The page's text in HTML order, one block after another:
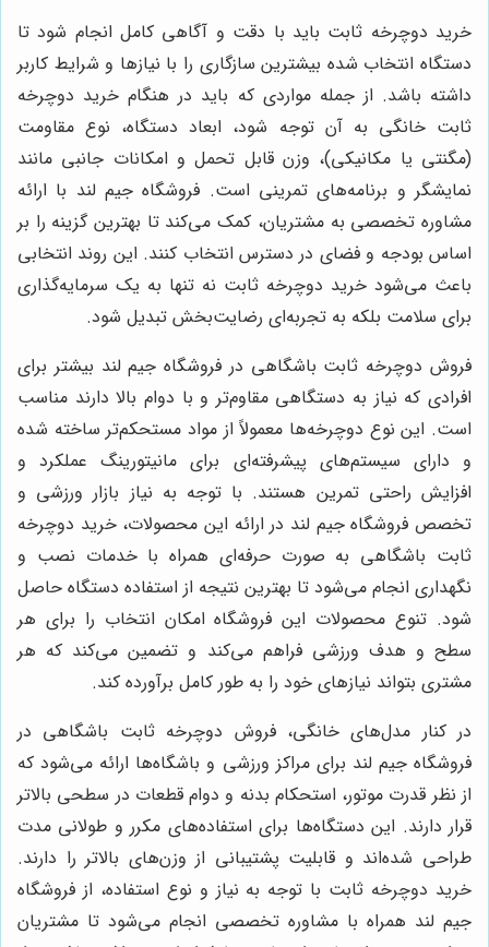
خرید دوچرخه ثابت باید با دقت و آگاهی کامل انجام شود تا
دستگاه انتخاب شده بیشترین سازگاری را با نیازها و شرایط کاربر
داشته باشد. از جمله مواردی که باید در هنگام خرید دوچرخه
ثابت خانگی به آن توجه شود، ابعاد دستگاه، نوع مقاومت
(مگنتی یا مکانیکی)، وزن قابل تحمل و امکانات جانبی مانند
نمایشگر و برنامه‌های تمرینی است. فروشگاه جیم لند با ارائه
مشاوره تخصصی به مشتریان، کمک می‌کند تا بهترین گزینه را بر
اساس بودجه و فضای در دسترس انتخاب کنند. این روند انتخابی
باعث می‌شود خرید دوچرخه ثابت نه تنها به یک سرمایه‌گذاری
برای سلامت بلکه به تجربه‌ای رضایت‌بخش تبدیل شود.
فروش دوچرخه ثابت باشگاهی در فروشگاه جیم لند بیشتر برای
افرادی که نیاز به دستگاهی مقاوم‌تر و با دوام بالا دارند مناسب
است. این نوع دوچرخه‌ها معمولاً از مواد مستحکم‌تر ساخته شده
و دارای سیستم‌های پیشرفته‌ای برای مانیتورینگ عملکرد و
افزایش راحتی تمرین هستند. با توجه به نیاز بازار ورزشی و
تخصص فروشگاه جیم لند در ارائه این محصولات، خرید دوچرخه
ثابت باشگاهی به صورت حرفه‌ای همراه با خدمات نصب و
نگهداری انجام می‌شود تا بهترین نتیجه از استفاده دستگاه حاصل
شود. تنوع محصولات این فروشگاه امکان انتخاب را برای هر
سطح و هدف ورزشی فراهم می‌کند و تضمین می‌کند که هر
مشتری بتواند نیازهای خود را به طور کامل برآورده کند.
در کنار مدل‌های خانگی، فروش دوچرخه ثابت باشگاهی در
فروشگاه جیم لند برای مراکز ورزشی و باشگاه‌ها ارائه می‌شود که
از نظر قدرت موتور، استحکام بدنه و دوام قطعات در سطحی بالاتر
قرار دارند. این دستگاه‌ها برای استفاده‌های مکرر و طولانی مدت
طراحی شده‌اند و قابلیت پشتیبانی از وزن‌های بالاتر را دارند.
خرید دوچرخه ثابت با توجه به نیاز و نوع استفاده، از فروشگاه
جیم لند همراه با مشاوره تخصصی انجام می‌شود تا مشتریان